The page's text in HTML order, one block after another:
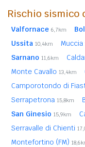
Rischio
Valfornace 6,7km
Ussita 10,4km Muccia
Sarnano 11,6km
Monte Cavallo 13,4km
Camporotondo di
Serrapetrona 15,8km
San Ginesio 15,9km
Serravalle di Chienti
Montefortino (FM)